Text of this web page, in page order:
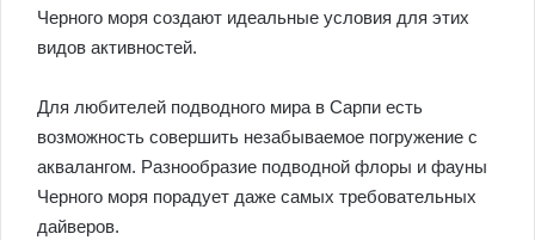
Черного моря создают идеальные условия для этих
видов активностей.
Для любителей подводного мира в Сарпи есть
возможность совершить незабываемое погружение с
аквалангом. Разнообразие подводной флоры и фауны
Черного моря порадует даже самых требовательных
дайверов.